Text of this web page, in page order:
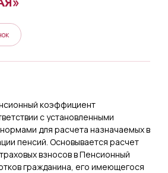
коэффициент
с установленными
для расчета назначаемых в
пенсий. Основывается расчет
взносов в Пенсионный
гражданина, его имеющегося